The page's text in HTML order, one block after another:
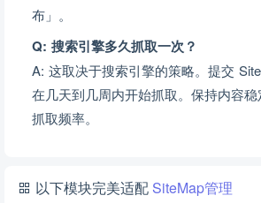
布」。
Q: 搜索引擎多久抓取一次？
A: 这取决于搜索引擎的策略。提交
在几天到几周内开始抓取。保持内容
抓取频率。
以下模块完美适配 SiteMap管理